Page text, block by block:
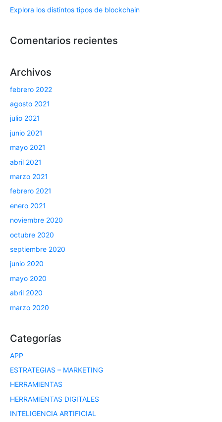
Explora los distintos tipos de blockchain
Comentarios recientes
Archivos
febrero 2022
agosto 2021
julio 2021
junio 2021
mayo 2021
abril 2021
marzo 2021
febrero 2021
enero 2021
noviembre 2020
octubre 2020
septiembre 2020
junio 2020
mayo 2020
abril 2020
marzo 2020
Categorías
APP
ESTRATEGIAS – MARKETING
HERRAMIENTAS
HERRAMIENTAS DIGITALES
INTELIGENCIA ARTIFICIAL